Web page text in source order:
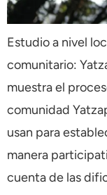
Estudio a nivel
comunitario:
muestra el
comunidad
usan para
manera
cuenta de las